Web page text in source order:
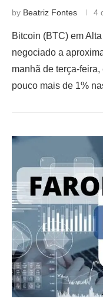
by Beatriz Fontes 4
Bitcoin (BTC) em
negociado a
manhã de terça-
pouco mais de 1%